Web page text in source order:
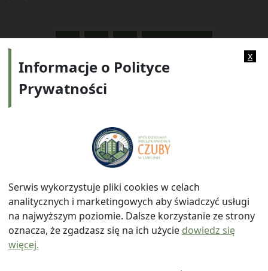
ul. Watykańska 6, 20-538 Lublin
Telefon: 814641700 E-mail: info@smczuby.pl
© 2026
x
Informacje o Polityce
Prywatności
Serwis wykorzystuje pliki cookies w celach
analitycznych i marketingowych aby świadczyć usługi
na najwyższym poziomie. Dalsze korzystanie ze strony
oznacza, że zgadzasz się na ich użycie dowiedz się
więcej.